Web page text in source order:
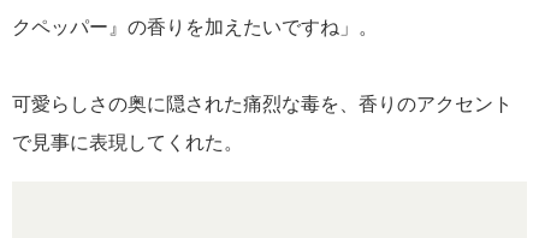
クペッパー』の香りを加えたいですね」。
可愛らしさの奥に隠された痛烈な毒を、香りのアクセント
で見事に表現してくれた。